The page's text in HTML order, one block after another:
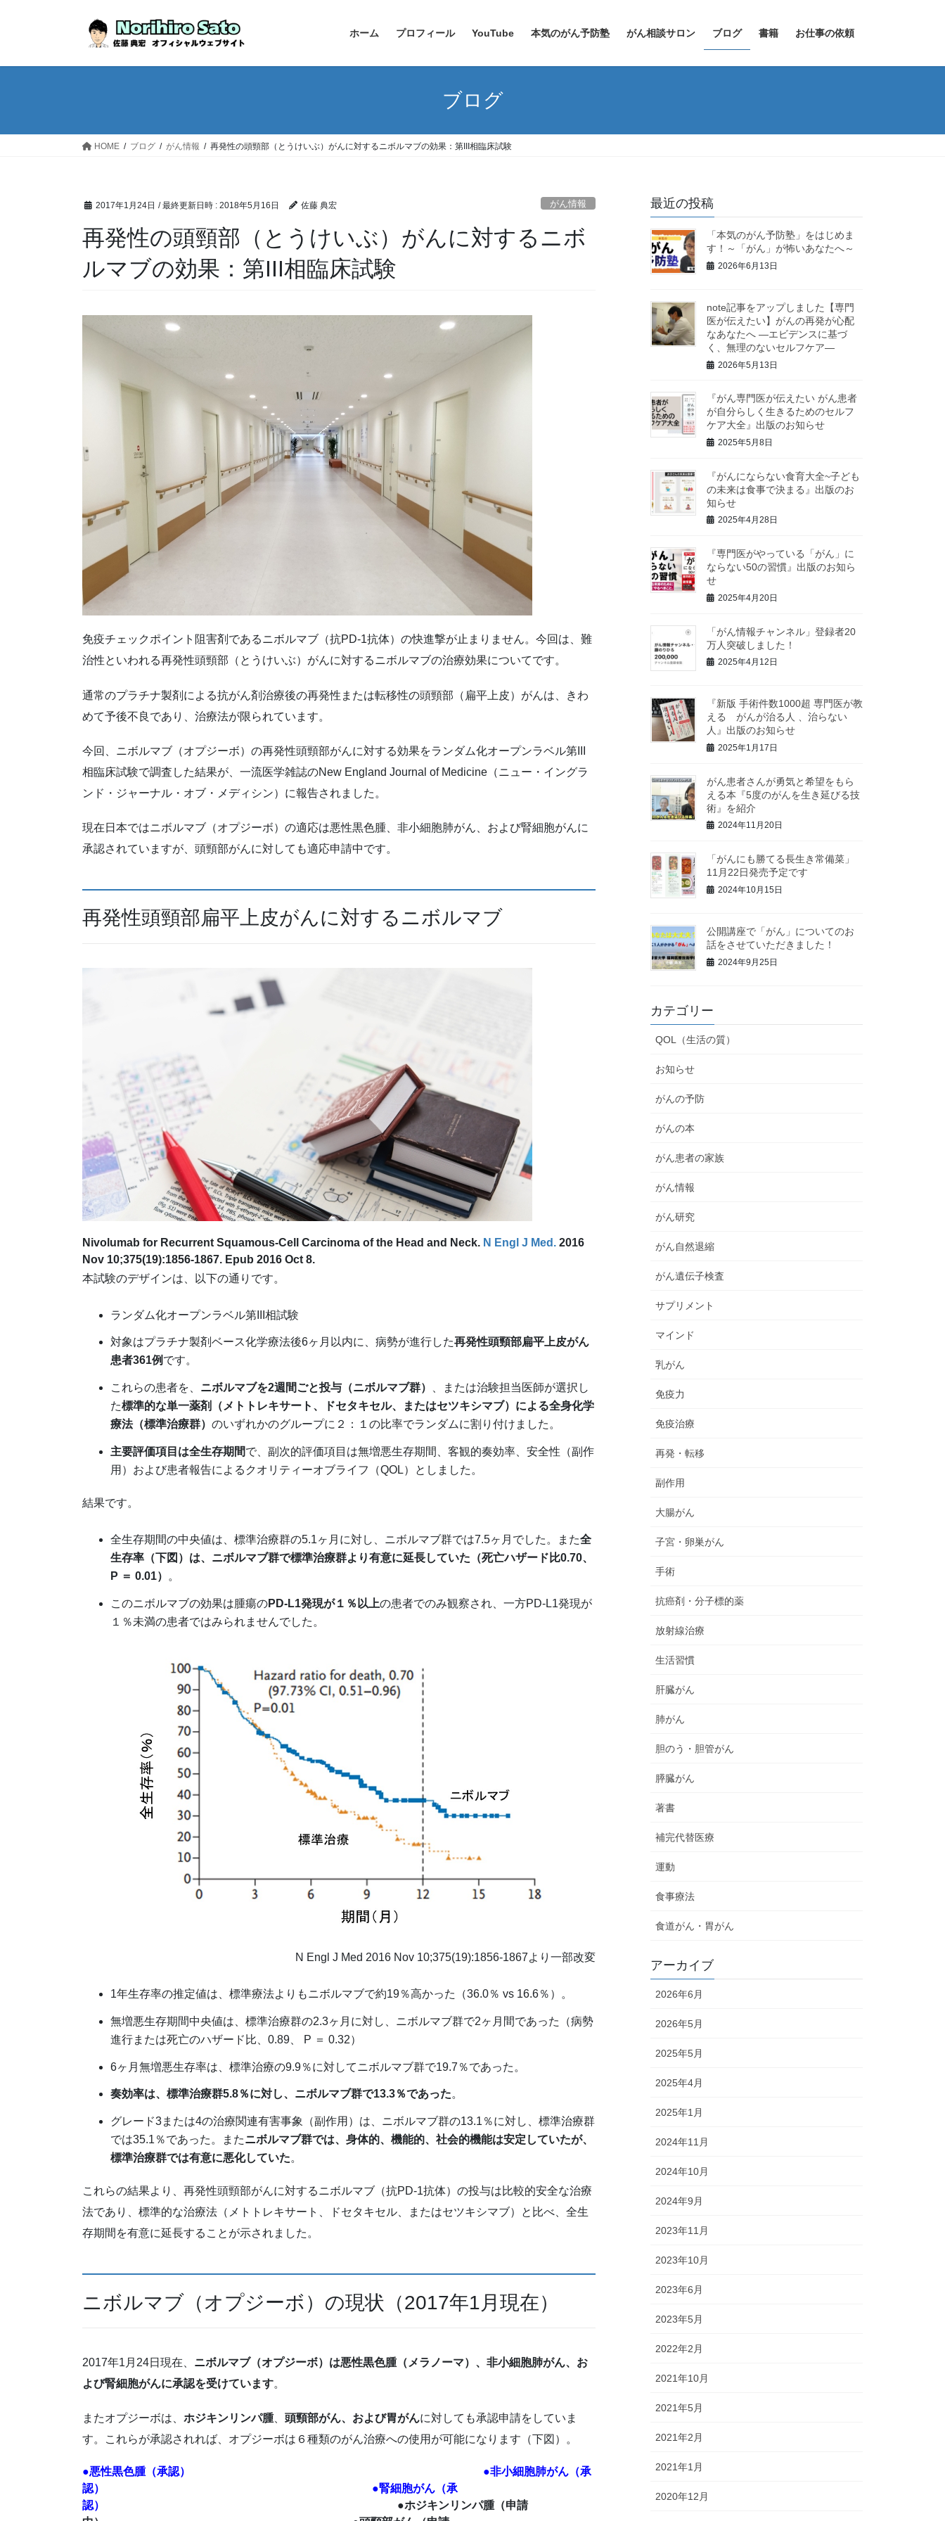
ホーム プロフィール YouTube 本気のがん予防塾 がん相談サロン ブログ 書籍 お仕事の依頼
ブログ
HOME ブログ がん情報 再発性の頭頸部（とうけいぶ）がんに対するニボルマブの効果：第III相臨床試験
2017年1月24日 / 最終更新日時 : 2018年5月16日 佐藤 典宏 がん情報
再発性の頭頸部（とうけいぶ）がんに対するニボ
ルマブの効果：第III相臨床試験
免疫チェックポイント阻害剤であるニボルマブ（抗PD-1抗体）の快進撃が止まりません。今回は、難
治性といわれる再発性頭頸部（とうけいぶ）がんに対するニボルマブの治療効果についてです。
通常のプラチナ製剤による抗がん剤治療後の再発性または転移性の頭頸部（扁平上皮）がんは、きわ
めて予後不良であり、治療法が限られています。
今回、ニボルマブ（オプジーボ）の再発性頭頸部がんに対する効果をランダム化オープンラベル第III
相臨床試験で調査した結果が、一流医学雑誌のNew England Journal of Medicine（ニュー・イングラ
ンド・ジャーナル・オブ・メディシン）に報告されました。
現在日本ではニボルマブ（オプジーボ）の適応は悪性黒色腫、非小細胞肺がん、および腎細胞がんに
承認されていますが、頭頸部がんに対しても適応申請中です。
再発性頭頸部扁平上皮がんに対するニボルマブ
Nivolumab for Recurrent Squamous-Cell Carcinoma of the Head and Neck. N Engl J Med. 2016
Nov 10;375(19):1856-1867. Epub 2016 Oct 8.
本試験のデザインは、以下の通りです。
ランダム化オープンラベル第III相試験
対象はプラチナ製剤ベース化学療法後6ヶ月以内に、病勢が進行した再発性頭頸部扁平上皮がん
患者361例 です。
これらの患者を、 ニボルマブを2週間ごと投与（ニボルマブ群）
、または治験担当医師が選択し
た標準的な単一薬剤（メトトレキサート、ドセタキセル、またはセツキシマブ）による全身化学
療法（標準治療群） のいずれかのグループに２：１の比率でランダムに割り付けました。
主要評価項目は全生存期間で、副次的評価項目は無増悪生存期間、客観的奏効率、安全性（副作
用）および患者報告によるクオリティーオブライフ（QOL）としました。
結果です。
全生存期間の中央値は、標準治療群の5.1ヶ月に対し、ニボルマブ群では7.5ヶ月でした。また全
生存率（下図）は、ニボルマブ群で標準治療群より有意に延長していた（死亡ハザード比0.70、
P ＝ 0.01）
。
このニボルマブの効果は腫瘍のPD-L1発現が１％以上の患者でのみ観察され、一方PD-L1発現が
１％未満の患者ではみられませんでした。
N Engl J Med 2016 Nov 10;375(19):1856-1867より一部改変
1年生存率の推定値は、標準療法よりもニボルマブで約19％高かった（36.0％ vs 16.6％）。
無増悪生存期間中央値は、標準治療群の2.3ヶ月に対し、ニボルマブ群で2ヶ月間であった（病勢
進行または死亡のハザード比、0.89、 P ＝ 0.32）
6ヶ月無増悪生存率は、標準治療の9.9％に対してニボルマブ群で19.7％であった。
奏効率は、標準治療群5.8％に対し、ニボルマブ群で13.3％であった。
グレード3または4の治療関連有害事象（副作用）は、ニボルマブ群の13.1％に対し、標準治療群
では35.1％であった。またニボルマブ群では、身体的、機能的、社会的機能は安定していたが、
標準治療群では有意に悪化していた。
これらの結果より、再発性頭頸部がんに対するニボルマブ（抗PD-1抗体）の投与は比較的安全な治療
法であり、標準的な治療法（メトトレキサート、ドセタキセル、またはセツキシマブ）と比べ、全生
存期間を有意に延長することが示されました。
ニボルマブ（オプジーボ）の現状（2017年1月現在）
2017年1月24日現在、 ニボルマブ（オプジーボ）は悪性黒色腫（メラノーマ）、非小細胞肺がん、お
よび腎細胞がんに承認を受けています。
またオプジーボは、 ホジキンリンパ腫、 頭頸部がん、および胃がんに対しても承認申請をしていま
す。これらが承認されれば、オプジーボは６種類のがん治療への使用が可能になります（下図）。
●悪性黒色腫（承認） ●非小細胞肺がん（承
認） ●腎細胞がん（承
認）
●ホジキンリンパ腫（申請
最近の投稿
「本気のがん予防塾」をはじめま
す！～「がん」が怖いあなたへ～
2026年6月13日
note記事をアップしました【専門
医が伝えたい】がんの再発が心配
なあなたへ ―エビデンスに基づ
く、無理のないセルフケア―
2026年5月13日
『がん専門医が伝えたい がん患者
が自分らしく生きるためのセルフ
ケア大全』出版のお知らせ
2025年5月8日
『がんにならない食育大全~子ども
の未来は食事で決まる』出版のお
知らせ
2025年4月28日
『専門医がやっている「がん」に
ならない50の習慣』出版のお知ら
せ
2025年4月20日
「がん情報チャンネル」登録者20
万人突破しました！
2025年4月12日
『新版 手術件数1000超 専門医が教
える がんが治る人 、治らない
人』出版のお知らせ
2025年1月17日
がん患者さんが勇気と希望をもら
える本『5度のがんを生き延びる技
術』を紹介
2024年11月20日
「がんにも勝てる長生き常備菜」
11月22日発売予定です
2024年10月15日
公開講座で「がん」についてのお
話をさせていただきました！
2024年9月25日
カテゴリー
QOL（生活の質）
お知らせ
がんの予防
がんの本
がん患者の家族
がん情報
がん研究
がん自然退縮
がん遺伝子検査
サプリメント
マインド
乳がん
免疫力
免疫治療
再発・転移
副作用
大腸がん
子宮・卵巣がん
手術
抗癌剤・分子標的薬
放射線治療
生活習慣
肝臓がん
肺がん
胆のう・胆管がん
膵臓がん
著書
補完代替医療
運動
食事療法
食道がん・胃がん
アーカイブ
2026年6月
2026年5月
2025年5月
2025年4月
2025年1月
2024年11月
2024年10月
2024年9月
2023年11月
2023年10月
2023年6月
2023年5月
2022年2月
2021年10月
2021年5月
2021年2月
2021年1月
2020年12月